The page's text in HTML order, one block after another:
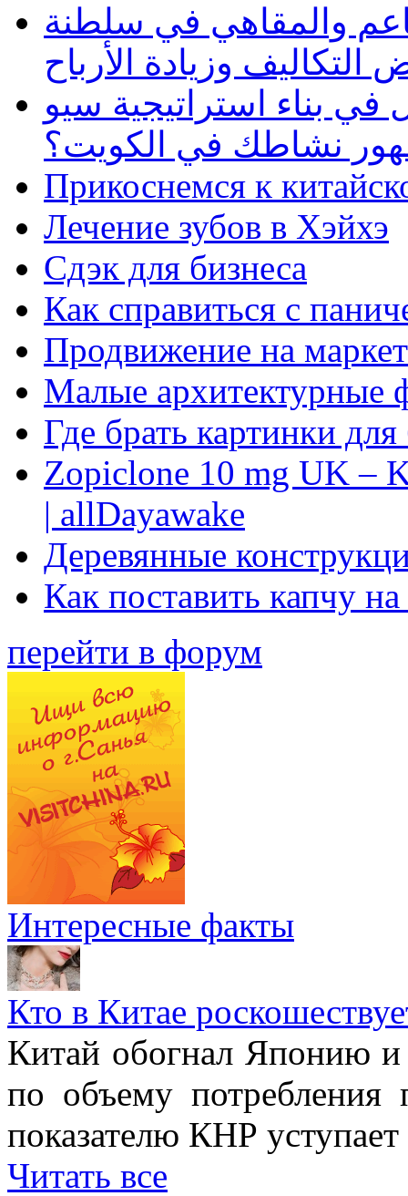
والمقاهي في سلطنة
وزيادة الأرباح
بناء استراتيجية سيو
نشاطك في الكويت؟
Прикоснемся к
Лечение зубов в Хэйхэ
Сдэк для бизнеса
Как справиться с
Продвижение на
Малые архитектурные
Где брать картинки
Zopiclone 10 mg UK –
| allDayawake
Деревянные
Как поставить капчу
перейти в форум
Интересные факты
Кто в Китае
Китай обогнал Японию
по объему
показателю КНР
Читать все